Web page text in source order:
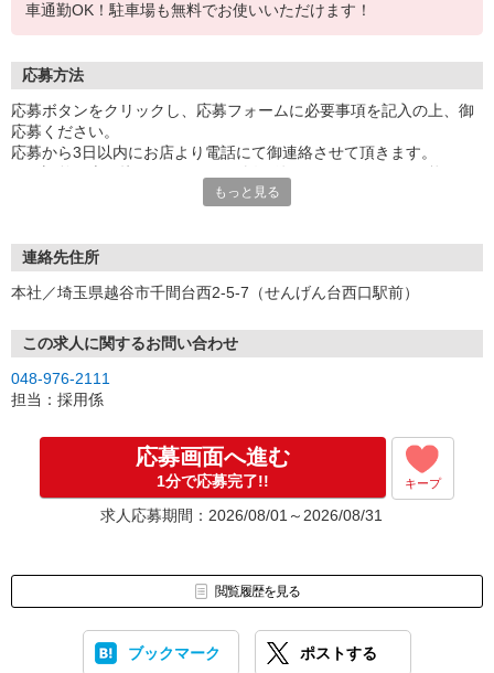
車通勤OK！駐車場も無料でお使いいただけます！
応募方法
応募ボタンをクリックし、応募フォームに必要事項を記入の上、御
応募ください。
応募から3日以内にお店より電話にて御連絡させて頂きます。
の書類として必要となりますので、提出をお願いしております。
もっと見る
連絡先住所
本社／埼玉県越谷市千間台西2-5-7（せんげん台西口駅前）
この求人に関するお問い合わせ
048-976-2111
担当：採用係
応募画面へ進む
1分で応募完了!! キープ
求人応募期間：2026/08/01～2026/08/31
閲覧履歴を見る
ブックマーク ポストする